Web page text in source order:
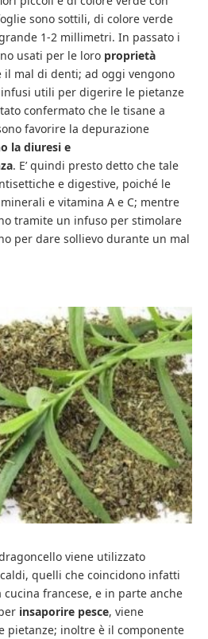
sono sottili, di colore verde
1-2 millimetri. In passato i
usati per le loro proprietà
il mal di denti; ad oggi vengono
utili per digerire le pietanze
confermato che le tisane a
favorire la depurazione
la diuresi e
. E’ quindi presto detto che tale
e digestive, poiché le
e vitamina A e C; mentre
tramite un infuso per stimolare
per dare sollievo durante un mal
viene utilizzato
quelli che coincidono infatti
cucina francese, e in parte anche
insaporire pesce, viene
pietanze; inoltre è il componente